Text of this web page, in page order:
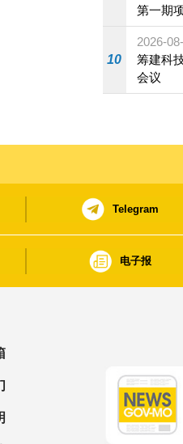
第一期
10
2026-
筹建科
会议
Telegram
电子报